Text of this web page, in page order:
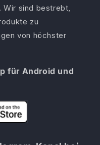
Wir sind bestrebt,
zu
von höchster
für Android und